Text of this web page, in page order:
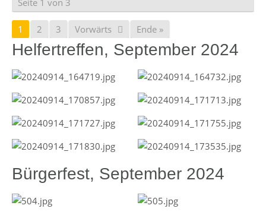
Seite 1 von 3
1 2 3 Vorwärts Ende »
Helfertreffen, September 2024
Bürgerfest, September 2024